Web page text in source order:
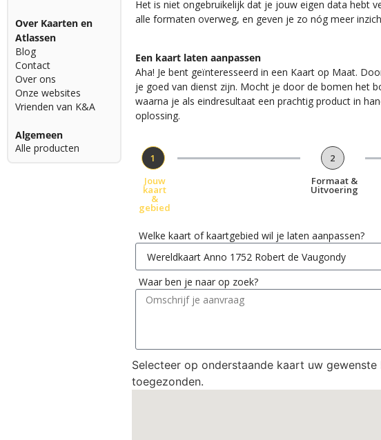
Over Kaarten en
Atlassen
Blog
Contact
Over ons
Onze websites
Vrienden van K&A
Algemeen
Alle producten
Het is niet ongebruikelijk dat je jouw eigen data hebt
alle formaten overweg, en geven je zo nóg meer
Een kaart laten aanpassen
Aha! Je bent geïnteresseerd in een Kaart op Maat.
je goed van dienst zijn. Mocht je door de bomen het
waarna je als eindresultaat een prachtig product in
oplossing.
1
Jouw
kaart
&
gebied
2
Formaat &
Uitvoering
Welke kaart of kaartgebied wil je laten aanpassen?
Waar ben je naar op zoek?
Selecteer op onderstaande kaart uw
toegezonden.